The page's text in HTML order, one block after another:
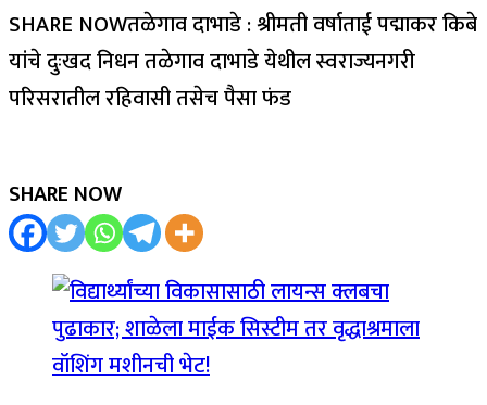
SHARE NOWतळेगाव दाभाडे : श्रीमती वर्षाताई पद्माकर किबे
यांचे दुःखद निधन तळेगाव दाभाडे येथील स्वराज्यनगरी
परिसरातील रहिवासी तसेच पैसा फंड
SHARE NOW